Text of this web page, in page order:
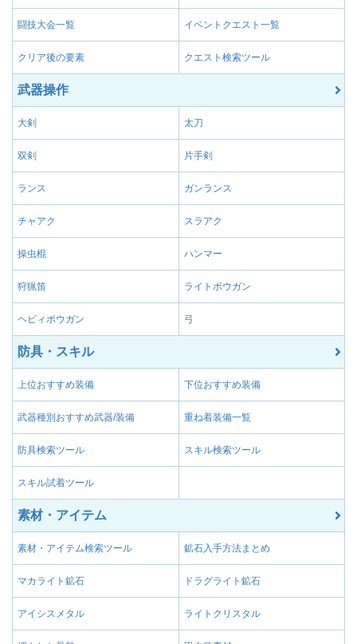
闘技大会一覧 イベントクエスト一覧
クリア後の要素 クエスト検索ツール
武器操作
大剣 太刀
双剣 片手剣
ランス ガンランス
チャアク スラアク
操虫棍 ハンマー
狩猟笛 ライトボウガン
ヘビィボウガン 弓
防具・スキル
上位おすすめ装備 下位おすすめ装備
武器種別おすすめ武器/装備 重ね着装備一覧
防具検索ツール スキル検索ツール
スキル試着ツール
素材・アイテム
素材・アイテム検索ツール 鉱石入手方法まとめ
マカライト鉱石 ドラグライト鉱石
アイシスメタル ライトクリスタル